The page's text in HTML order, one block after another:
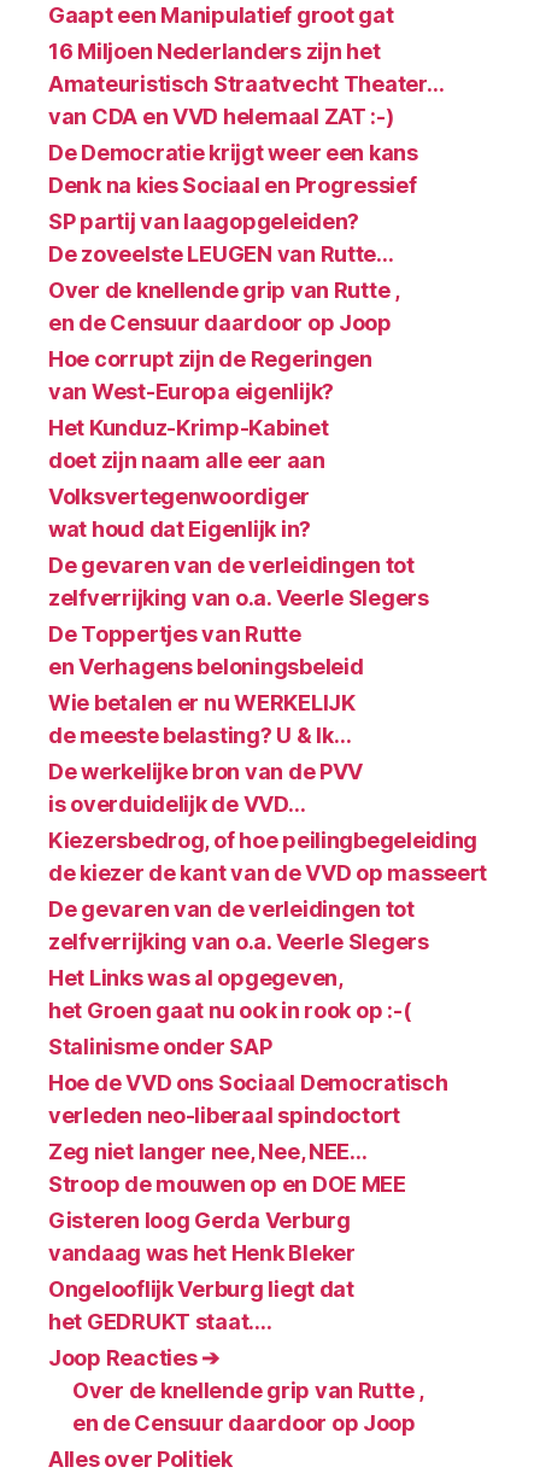
Gaapt een Manipulatief groot gat
16 Miljoen Nederlanders zijn het
Amateuristisch Straatvecht Theater…
van CDA en VVD helemaal ZAT :-)
De Democratie krijgt weer een kans
Denk na kies Sociaal en Progressief
SP partij van laagopgeleiden?
De zoveelste LEUGEN van Rutte…
Over de knellende grip van Rutte ,
en de Censuur daardoor op Joop
Hoe corrupt zijn de Regeringen
van West-Europa eigenlijk?
Het Kunduz-Krimp-Kabinet
doet zijn naam alle eer aan
Volksvertegenwoordiger
wat houd dat Eigenlijk in?
De gevaren van de verleidingen tot
zelfverrijking van o.a. Veerle Slegers
De Toppertjes van Rutte
en Verhagens beloningsbeleid
Wie betalen er nu WERKELIJK
de meeste belasting? U & Ik…
De werkelijke bron van de PVV
is overduidelijk de VVD…
Kiezersbedrog, of hoe peilingbegeleiding
de kiezer de kant van de VVD op masseert
De gevaren van de verleidingen tot
zelfverrijking van o.a. Veerle Slegers
Het Links was al opgegeven,
het Groen gaat nu ook in rook op :-(
Stalinisme onder SAP
Hoe de VVD ons Sociaal Democratisch
verleden neo-liberaal spindoctort
Zeg niet langer nee, Nee, NEE…
Stroop de mouwen op en DOE MEE
Gisteren loog Gerda Verburg
vandaag was het Henk Bleker
Ongelooflijk Verburg liegt dat
het GEDRUKT staat….
Joop Reacties ➔
Over de knellende grip van Rutte ,
en de Censuur daardoor op Joop
Alles over Politiek